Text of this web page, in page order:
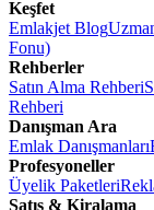
Keşfet
Emlakjet Blog
Fonu)
Rehberler
Satın Alma Rehberi
Rehberi
Danışman Ara
Emlak Danışmanları
Profesyoneller
Üyelik Paketleri
Satış & Kiralama